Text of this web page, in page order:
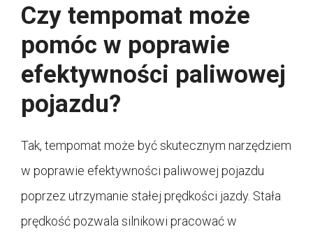
Czy tempomat może
pomóc w poprawie
efektywności paliwowej
pojazdu?
Tak, tempomat może być skutecznym narzędziem
w poprawie efektywności paliwowej pojazdu
poprzez utrzymanie stałej prędkości jazdy. Stała
prędkość pozwala silnikowi pracować w